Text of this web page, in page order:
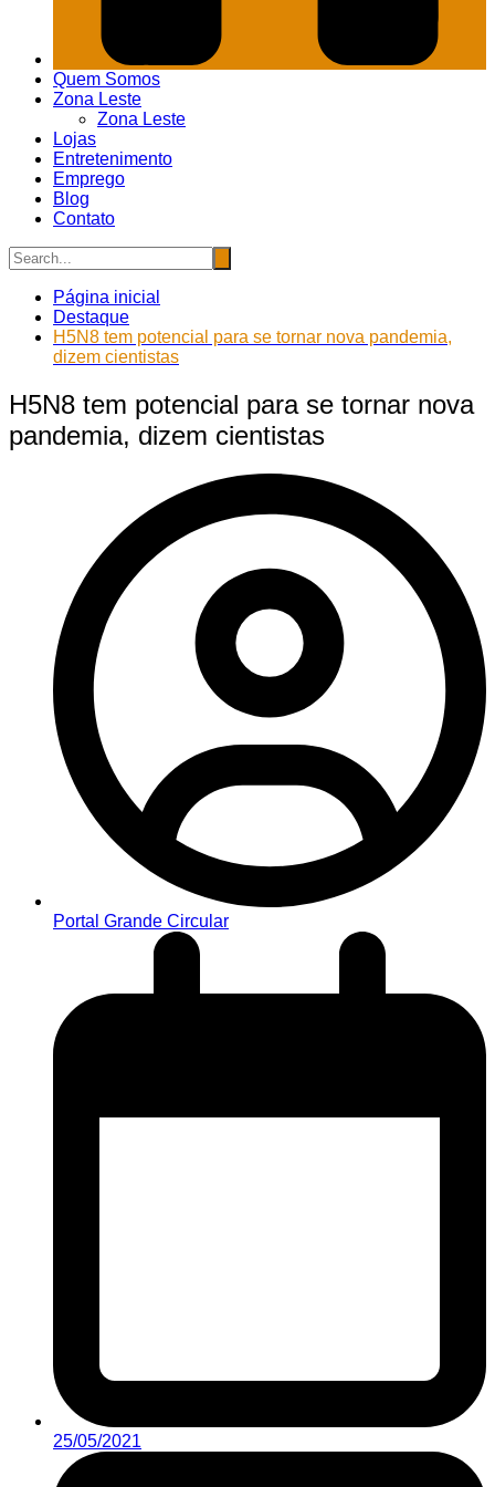
Quem Somos
Zona Leste
Zona Leste
Lojas
Entretenimento
Emprego
Blog
Contato
Página inicial
Destaque
H5N8 tem potencial para se tornar nova pandemia,
dizem cientistas
H5N8 tem potencial para se tornar nova
pandemia, dizem cientistas
Portal Grande Circular
25/05/2021